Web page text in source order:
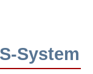
System